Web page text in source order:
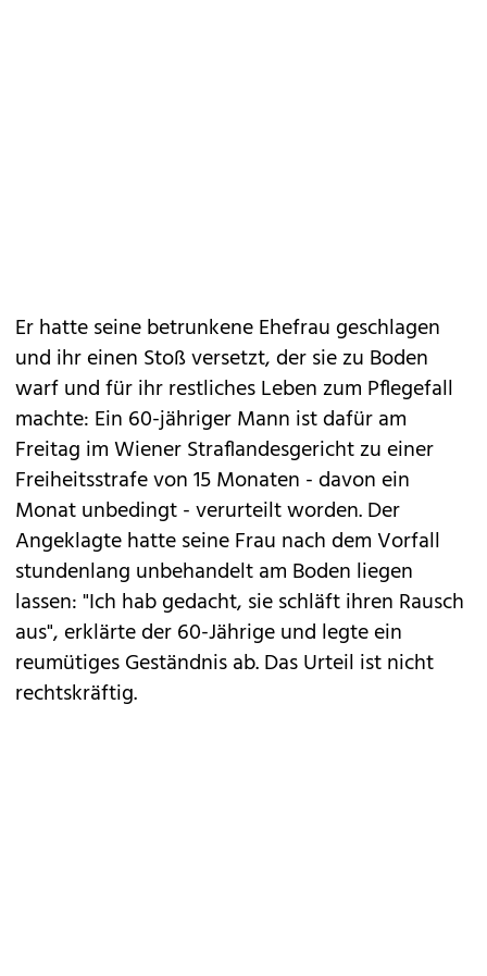
Er hatte seine betrunkene Ehefrau geschlagen
und ihr einen Stoß versetzt, der sie zu Boden
warf und für ihr restliches Leben zum Pflegefall
machte: Ein 60-jähriger Mann ist dafür am
Freitag im Wiener Straflandesgericht zu einer
Freiheitsstrafe von 15 Monaten - davon ein
Monat unbedingt - verurteilt worden. Der
Angeklagte hatte seine Frau nach dem Vorfall
stundenlang unbehandelt am Boden liegen
lassen: "Ich hab gedacht, sie schläft ihren Rausch
aus", erklärte der 60-Jährige und legte ein
reumütiges Geständnis ab. Das Urteil ist nicht
rechtskräftig.